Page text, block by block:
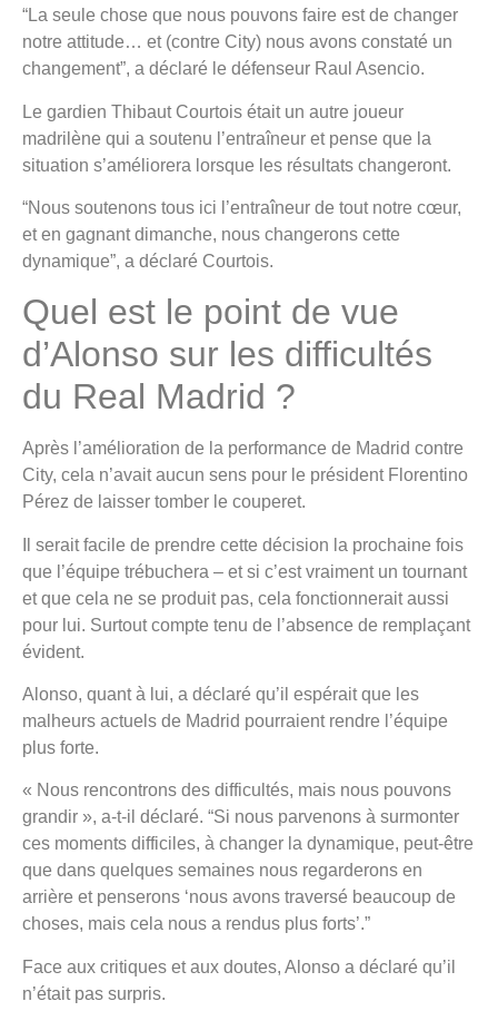
“La seule chose que nous pouvons faire est de changer
notre attitude… et (contre City) nous avons constaté un
changement”, a déclaré le défenseur Raul Asencio.
Le gardien Thibaut Courtois était un autre joueur
madrilène qui a soutenu l’entraîneur et pense que la
situation s’améliorera lorsque les résultats changeront.
“Nous soutenons tous ici l’entraîneur de tout notre cœur,
et en gagnant dimanche, nous changerons cette
dynamique”, a déclaré Courtois.
Quel est le point de vue
d’Alonso sur les difficultés
du Real Madrid ?
Après l’amélioration de la performance de Madrid contre
City, cela n’avait aucun sens pour le président Florentino
Pérez de laisser tomber le couperet.
Il serait facile de prendre cette décision la prochaine fois
que l’équipe trébuchera – et si c’est vraiment un tournant
et que cela ne se produit pas, cela fonctionnerait aussi
pour lui. Surtout compte tenu de l’absence de remplaçant
évident.
Alonso, quant à lui, a déclaré qu’il espérait que les
malheurs actuels de Madrid pourraient rendre l’équipe
plus forte.
« Nous rencontrons des difficultés, mais nous pouvons
grandir », a-t-il déclaré. “Si nous parvenons à surmonter
ces moments difficiles, à changer la dynamique, peut-être
que dans quelques semaines nous regarderons en
arrière et penserons ‘nous avons traversé beaucoup de
choses, mais cela nous a rendus plus forts’.”
Face aux critiques et aux doutes, Alonso a déclaré qu’il
n’était pas surpris.